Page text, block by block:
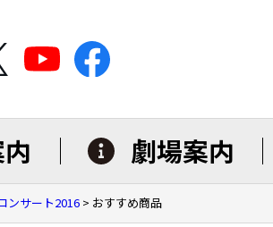
劇場案内
ンサート2016 > おすすめ商品